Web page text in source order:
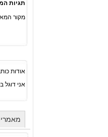
תגיות
מקור
אודות
אני דוגל